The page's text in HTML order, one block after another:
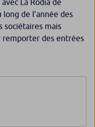
La Rodia de
de l’année des
sociétaires mais
remporter des entrées